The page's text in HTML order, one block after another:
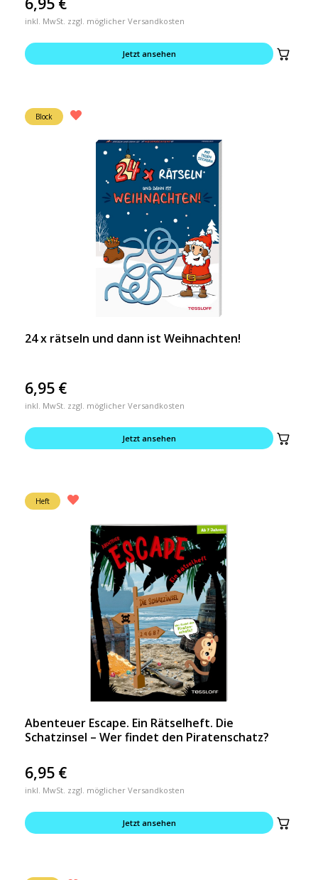
inkl. MwSt. zzgl. möglicher Versandkosten
Jetzt ansehen
Block
24 x rätseln und dann ist Weihnachten!
6,95 €
inkl. MwSt. zzgl. möglicher Versandkosten
Jetzt ansehen
Heft
Abenteuer Escape. Ein Rätselheft. Die
Schatzinsel – Wer findet den Piratenschatz?
6,95 €
inkl. MwSt. zzgl. möglicher Versandkosten
Jetzt ansehen